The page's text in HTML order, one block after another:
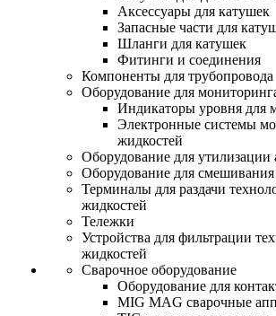
Аксессуары для катушек
Запасные части для
Шланги для катушек
Фитинги и соединения
Компоненты для трубопровода
Оборудование для
Индикаторы уровня для
Электронные системы
жидкостей
Оборудование для утилизации
Оборудование для
Терминалы для раздачи
жидкостей
Тележки
Устройства для фильтрации
жидкостей
Сварочное оборудование
Оборудование для
MIG MAG сварочные